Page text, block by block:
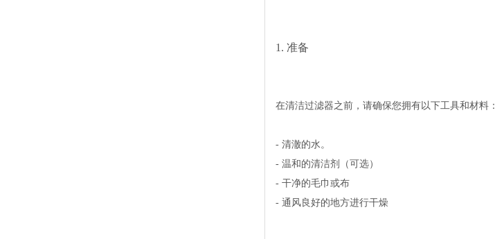
1. 准备
在清洁过滤器之前，请确保您拥有以下工具和材料：
- 清澈的水。
- 温和的清洁剂（可选）
- 干净的毛巾或布
- 通风良好的地方进行干燥